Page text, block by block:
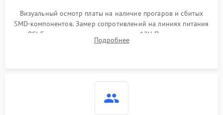
Визуальный осмотр платы на наличие прогаров и сбитых
SMD-компонентов. Замер сопротивлений на линиях питания
PCI-E и дополнительных разъемах 12V. Проверка на
короткое замыкание основных дросселей питания GPU и
Подробнее